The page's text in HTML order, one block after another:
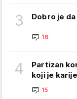
3 Dobro je
16
4
Partizan
koji je
15